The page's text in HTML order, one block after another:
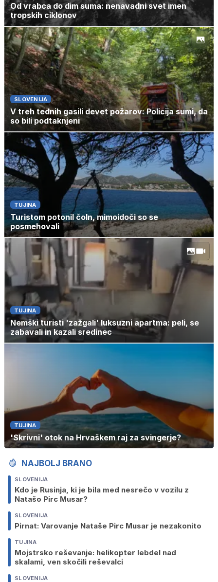
Od vrabca do dim suma: nenavadni svet imen
tropskih ciklonov
SLOVENIJA
V treh tednih gasili devet požarov: Policija sumi, da
so bili podtaknjeni
TUJINA
Turistom potonil čoln, mimoidoči so se
posmehovali
TUJINA
Nemški turisti 'zažgali' luksuzni apartma: peli, se
zabavali in kazali sredinec
TUJINA
'Skrivni' otok na Hrvaškem raj za svingerje?
NAJBOLJ BRANO
SLOVENIJA
Kdo je Rusinja, ki je bila med nesrečo v vozilu z
Natašo Pirc Musar?
SLOVENIJA
Pirnat: Varovanje Nataše Pirc Musar je nezakonito
TUJINA
Mojstrsko reševanje: helikopter lebdel nad
skalami, ven skočili reševalci
SLOVENIJA